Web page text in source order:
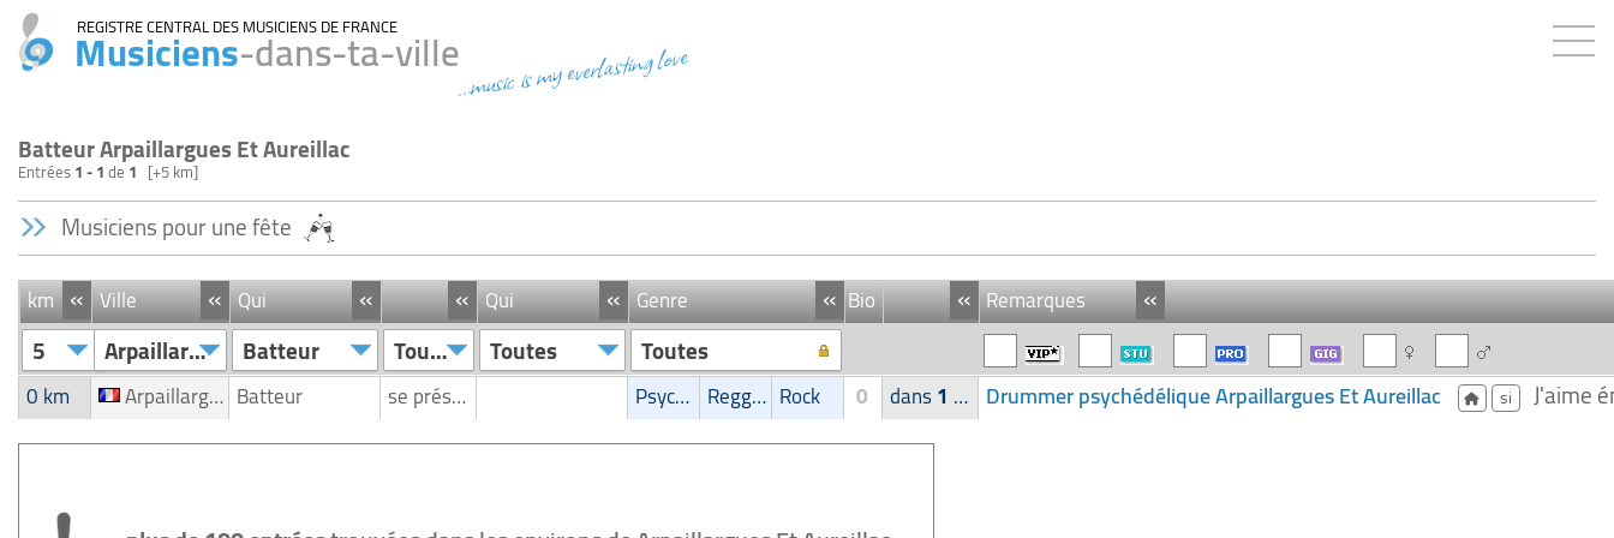
REGISTRE CENTRAL DES MUSICIENS DE FRANCE
Musiciens-dans-ta-ville...music is my everlasting love
Batteur Arpaillargues Et Aureillac
Entrées1 - 1de1 [+5 km]
Musiciens pour une fête
km « Ville « Qui « « Qui « Genre « Bio « «
Remarques
5 Arpaillargues Et Aureillac Batteur Toutes Toutes Toutes
0 km Arpaillargues Et Aureillac Batteur se présente Psychédélique Reggae/Ragga/Dub Rock 0 dans1 Drummer psychédélique Arpaillargues Et Aureillac si J'aime